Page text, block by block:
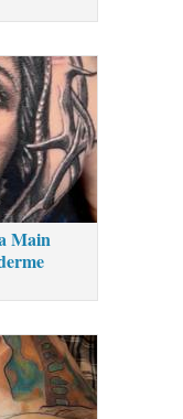
Main